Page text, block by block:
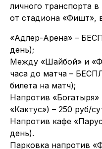
личного транспорта
от стадиона «Фишт»,
«Адлер-Арена» –
день);
Между «Шайбой» и
часа до матча –
билета на матч);
Напротив
«Кактус») – 250 руб/
Напротив кафе
день).
Парковка напротив